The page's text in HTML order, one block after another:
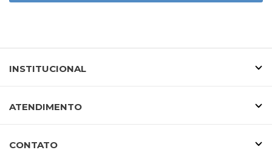
INSTITUCIONAL
ATENDIMENTO
CONTATO